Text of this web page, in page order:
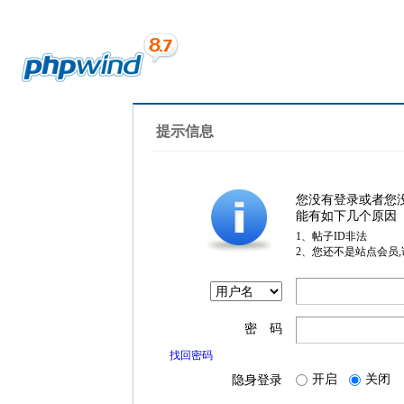
提示信息
您没有登录或者您
能有如下几个原因
1、帖子ID非法
2、您还不是站点会员
密 码
找回密码
隐身登录 开启 关闭